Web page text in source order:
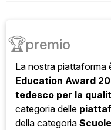
🏆premio
La nostra piattaforma
Education Award
tedesco per la
categoria delle
della categoria